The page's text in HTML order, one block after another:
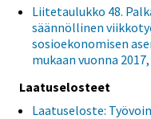
Liitetaulukko 48.
säännöllinen
sosioekonomisen
mukaan vuonna
Laatuselosteet
Laatuseloste: